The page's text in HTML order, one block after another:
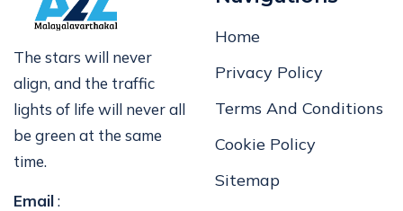
The stars will never
align, and the traffic
lights of life will never all
be green at the same
time.
Email:
Home
Privacy Policy
Terms And Conditions
Cookie Policy
Sitemap